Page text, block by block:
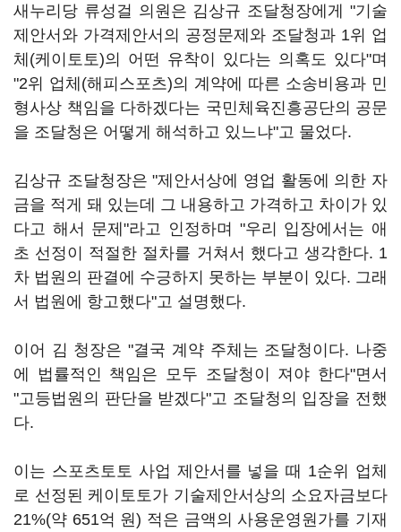
새누리당 류성걸 의원은 김상규 조달청장에게 "기술
제안서와 가격제안서의 공정문제와 조달청과 1위 업
체(케이토토)의 어떤 유착이 있다는 의혹도 있다"며
"2위 업체(해피스포츠)의 계약에 따른 소송비용과 민
형사상 책임을 다하겠다는 국민체육진흥공단의 공문
을 조달청은 어떻게 해석하고 있느냐"고 물었다.
김상규 조달청장은 "제안서상에 영업 활동에 의한 자
금을 적게 돼 있는데 그 내용하고 가격하고 차이가 있
다고 해서 문제"라고 인정하며 "우리 입장에서는 애
초 선정이 적절한 절차를 거쳐서 했다고 생각한다. 1
차 법원의 판결에 수긍하지 못하는 부분이 있다. 그래
서 법원에 항고했다"고 설명했다.
이어 김 청장은 "결국 계약 주체는 조달청이다. 나중
에 법률적인 책임은 모두 조달청이 져야 한다"면서
"고등법원의 판단을 받겠다"고 조달청의 입장을 전했
다.
이는 스포츠토토 사업 제안서를 넣을 때 1순위 업체
로 선정된 케이토토가 기술제안서상의 소요자금보다
21%(약 651억 원) 적은 금액의 사용운영원가를 기재